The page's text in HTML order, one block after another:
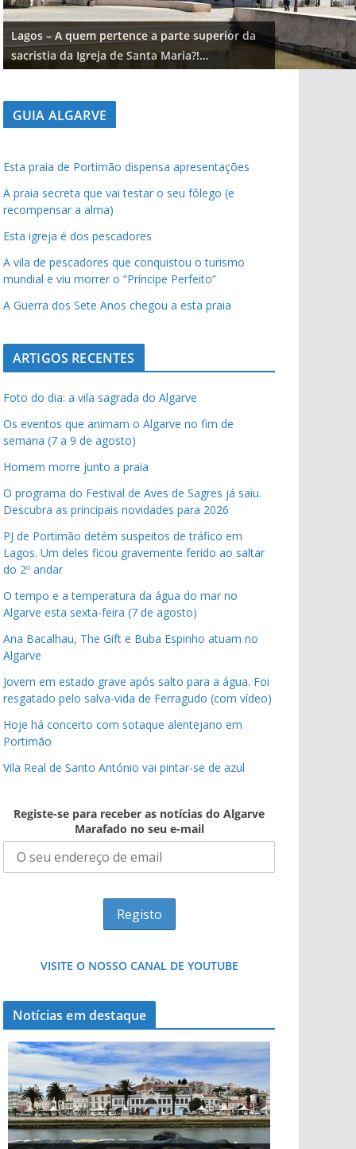
pub
Lagos – A quem pertence a parte superior da
sacristia da Igreja de Santa Maria?!…
GUIA ALGARVE
Esta praia de Portimão dispensa apresentações
A praia secreta que vai testar o seu fôlego (e
recompensar a alma)
Esta igreja é dos pescadores
A vila de pescadores que conquistou o turismo
mundial e viu morrer o “Príncipe Perfeito”
A Guerra dos Sete Anos chegou a esta praia
ARTIGOS RECENTES
Foto do dia: a vila sagrada do Algarve
Os eventos que animam o Algarve no fim de
semana (7 a 9 de agosto)
Homem morre junto a praia
O programa do Festival de Aves de Sagres já saiu.
Descubra as principais novidades para 2026
PJ de Portimão detém suspeitos de tráfico em
Lagos. Um deles ficou gravemente ferido ao saltar
do 2º andar
O tempo e a temperatura da água do mar no
Algarve esta sexta-feira (7 de agosto)
Ana Bacalhau, The Gift e Buba Espinho atuam no
Algarve
Jovem em estado grave após salto para a água. Foi
resgatado pelo salva-vida de Ferragudo (com vídeo)
Hoje há concerto com sotaque alentejano em
Portimão
Vila Real de Santo António vai pintar-se de azul
Registe-se para receber as notícias do Algarve
Marafado no seu e-mail
VISITE O NOSSO CANAL DE YOUTUBE
Notícias em destaque